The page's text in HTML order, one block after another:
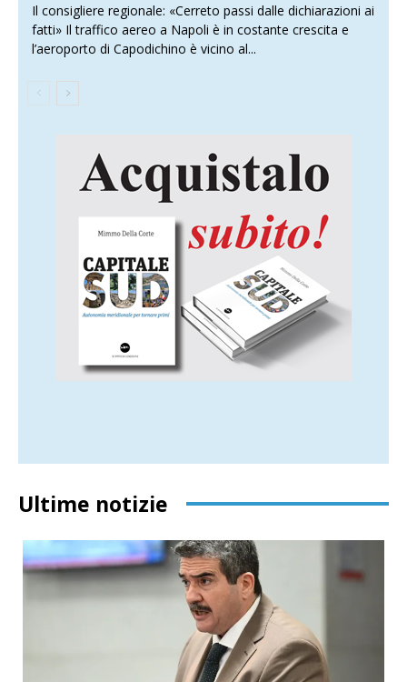
Il consigliere regionale: «Cerreto passi dalle dichiarazioni ai
fatti» Il traffico aereo a Napoli è in costante crescita e
l’aeroporto di Capodichino è vicino al...
Ultime notizie